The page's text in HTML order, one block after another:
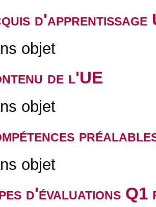
d'apprentissage
objet
de l'UE
objet
objet
d'évaluations